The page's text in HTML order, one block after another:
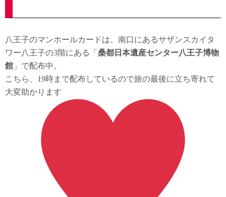
八王子のマンホールカードは、南口にあるサザンスカイタ
ワー八王子の3階にある「 桑都日本遺産センター八王子博物
館 」で配布中。
こちら、19時まで配布しているので旅の最後に立ち寄れて
大変助かります